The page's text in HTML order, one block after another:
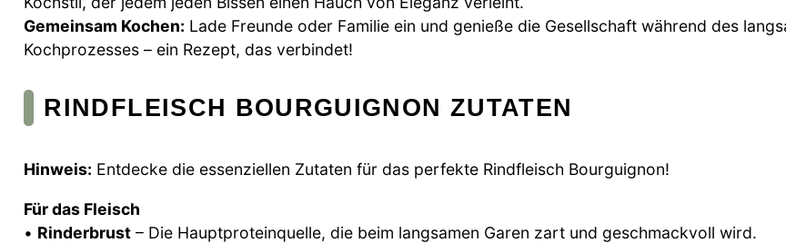
Gemeinsam Kochen: Lade Freunde oder Familie ein und genieße die Gesellschaft während des
Kochprozesses – ein Rezept, das verbindet!
RINDFLEISCH BOURGUIGNON ZUTATEN
Hinweis: Entdecke die essenziellen Zutaten für das perfekte Rindfleisch Bourguignon!
Für das Fleisch
• Rinderbrust – Die Hauptproteinquelle, die beim langsamen Garen zart und geschmackvoll wird.